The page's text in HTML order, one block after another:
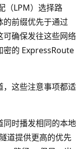
（LPM）选择路
的前缀优先于通过
确保发往这些网络
密的 ExpressRoute
，这些注意事项都适
时播发相同的本地
道提供更高的优先